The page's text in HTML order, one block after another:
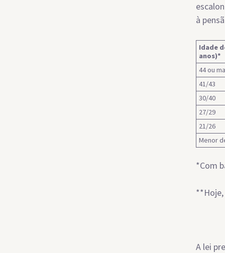
à
Idade
anos)*
44 ou
41/43
30/40
27/29
21/26
Menor
*Com
A lei